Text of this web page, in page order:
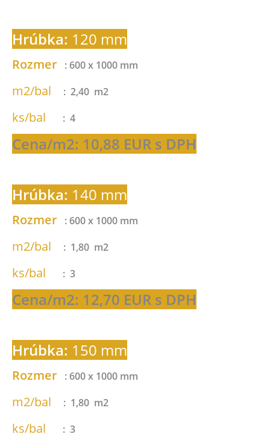
Hrúbka: 120 mm
Rozmer : 600 x 1000 mm
m2/bal : 2,40 m2
ks/bal : 4
Cena/m2: 10,88 EUR s DPH
Hrúbka: 140 mm
Rozmer : 600 x 1000 mm
m2/bal : 1,80 m2
ks/bal : 3
Cena/m2: 12,70 EUR s DPH
Hrúbka: 150 mm
Rozmer : 600 x 1000 mm
m2/bal : 1,80 m2
ks/bal : 3